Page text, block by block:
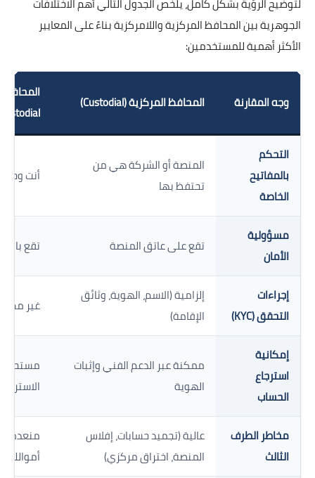
الجوهرية بين المحافظ المركزية واللامركزية بناءً على المعايير
الأكثر أهمية للمستخدمين:
وجه المقارنة المحافظ المركزية (Custodial)
Custodial)
التحكم
بالمفاتيح
الخاصة
المنصة أو الشركة هي من
تحتفظ بها
أنت
مسؤولية
الأمان
تقع على عاتق المنصة تقع
إجراءات
التحقق (KYC)
إلزامية (الاسم، الهوية، وثائق
الإقامة)
غير
إمكانية
استرجاع
الحساب
ممكنة عبر الدعم الفني وإثبات
الهوية
الاسترداد
مخاطر الطرف
الثالث
عالية (تجميد حسابات، إفلاس
المنصة، اختراق مركزي)
منعدمة
أموالك)